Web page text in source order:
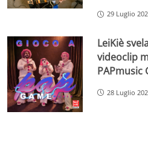
29 Luglio
LeiKiè
videoclip
PAPmusic
28 Luglio